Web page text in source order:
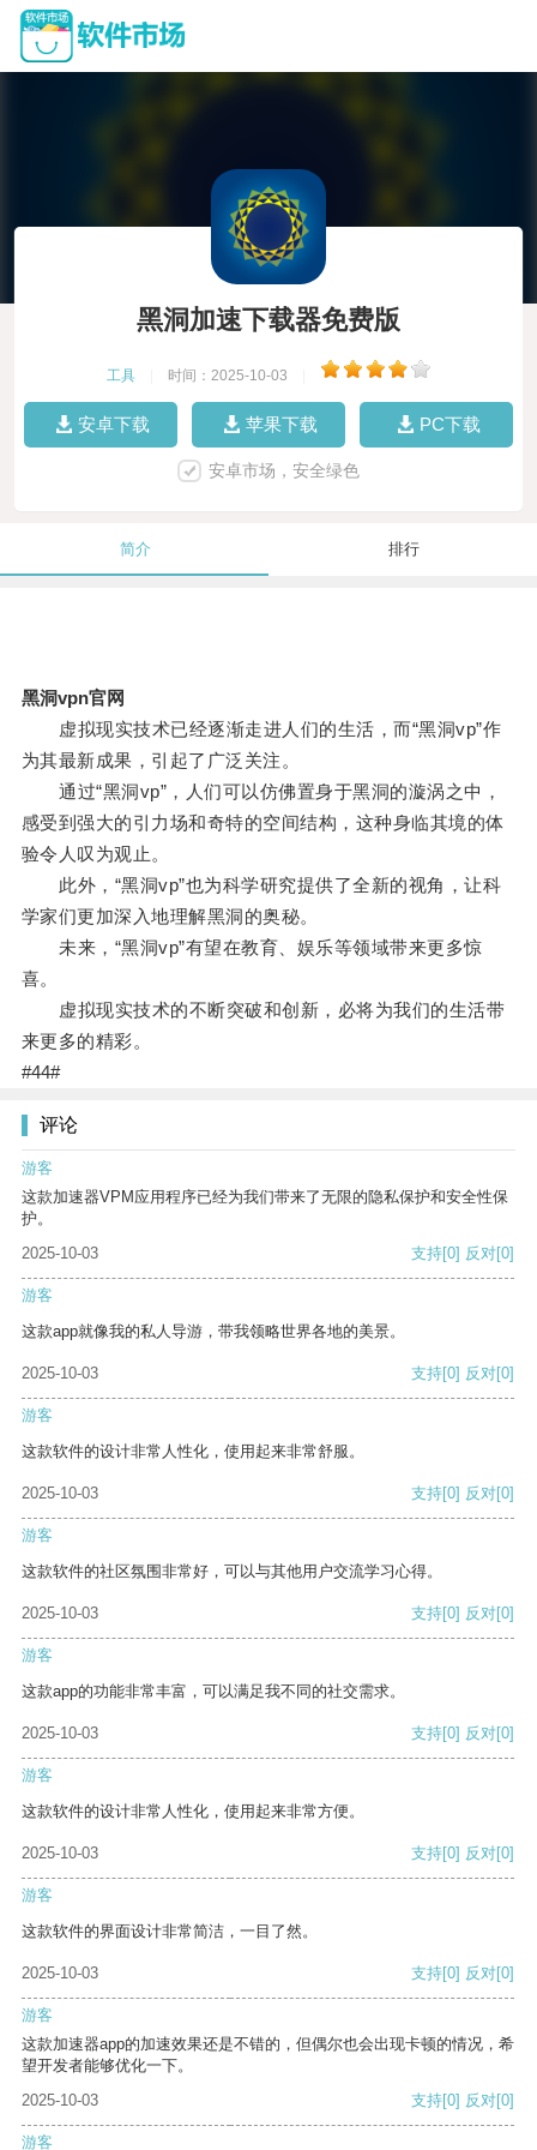
黑洞加速下载器免费版
工具 时间：2025-10-03
安卓下载 苹果下载 PC下载
安卓市场，安全绿色
简介 排行
黑洞vpn官网
虚拟现实技术已经逐渐走进人们的生活，而“黑洞vp”作
为其最新成果，引起了广泛关注。
通过“黑洞vp”，人们可以仿佛置身于黑洞的漩涡之中，
感受到强大的引力场和奇特的空间结构，这种身临其境的体
验令人叹为观止。
此外，“黑洞vp”也为科学研究提供了全新的视角，让科
学家们更加深入地理解黑洞的奥秘。
未来，“黑洞vp”有望在教育、娱乐等领域带来更多惊
喜。
虚拟现实技术的不断突破和创新，必将为我们的生活带
来更多的精彩。
#44#
评论
游客
这款加速器VPM应用程序已经为我们带来了无限的隐私保护和安全性保
护。
2025-10-03
支持[0] 反对[0]
游客
这款app就像我的私人导游，带我领略世界各地的美景。
2025-10-03 支持[0] 反对[0]
游客
这款软件的设计非常人性化，使用起来非常舒服。
2025-10-03 支持[0] 反对[0]
游客
这款软件的社区氛围非常好，可以与其他用户交流学习心得。
2025-10-03 支持[0] 反对[0]
游客
这款app的功能非常丰富，可以满足我不同的社交需求。
2025-10-03 支持[0] 反对[0]
游客
这款软件的设计非常人性化，使用起来非常方便。
2025-10-03 支持[0] 反对[0]
游客
这款软件的界面设计非常简洁，一目了然。
2025-10-03 支持[0] 反对[0]
游客
这款加速器app的加速效果还是不错的，但偶尔也会出现卡顿的情况，希
望开发者能够优化一下。
2025-10-03
支持[0] 反对[0]
游客